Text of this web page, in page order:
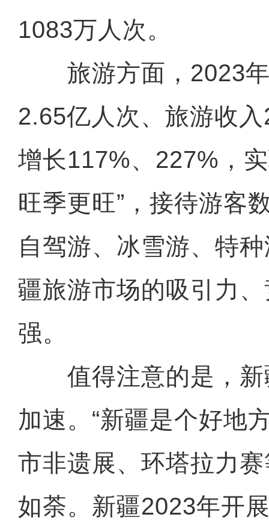
1083万人次。
旅游方面，2023年
2.65亿人次、旅游收
增长117%、227%，
旺季更旺”，接待游客
自驾游、冰雪游、特
疆旅游市场的吸引力
强。
值得注意的是，新
加速。“新疆是个好地
市非遗展、环塔拉力
如荼。新疆2023年开